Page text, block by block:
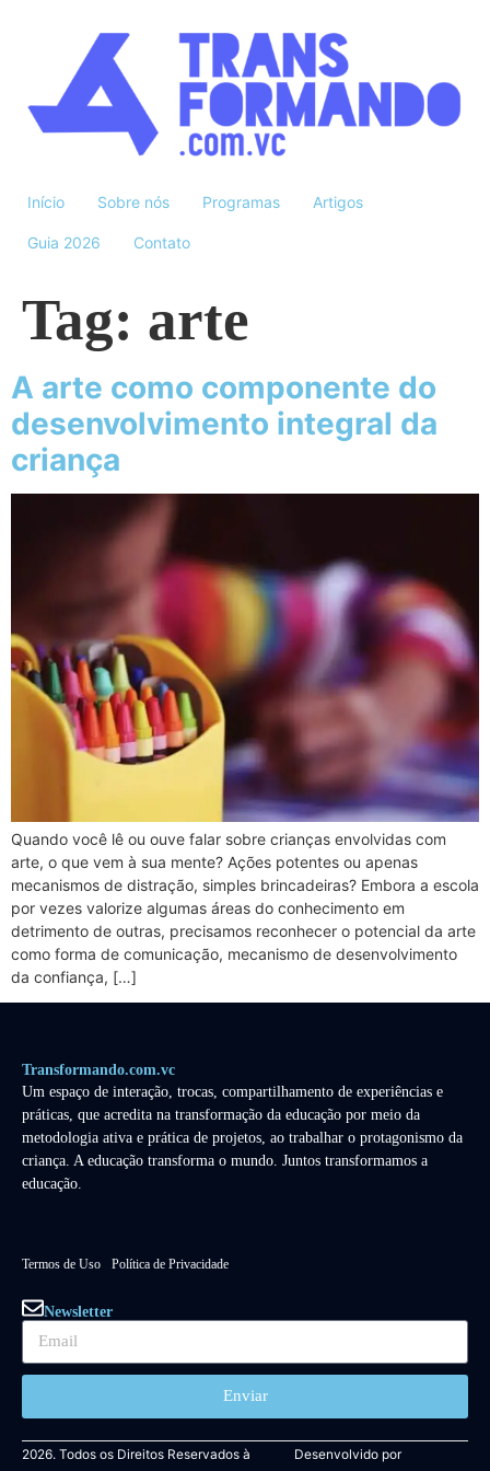
Início Sobre nós Programas Artigos
Guia 2026 Contato
Tag: arte
A arte como componente do
desenvolvimento integral da
criança
Quando você lê ou ouve falar sobre crianças envolvidas com
arte, o que vem à sua mente? Ações potentes ou apenas
mecanismos de distração, simples brincadeiras? Embora a escola
por vezes valorize algumas áreas do conhecimento em
detrimento de outras, precisamos reconhecer o potencial da arte
como forma de comunicação, mecanismo de desenvolvimento
da confiança, […]
Transformando.com.vc
Um espaço de interação, trocas, compartilhamento de experiências e
práticas, que acredita na transformação da educação por meio da
metodologia ativa e prática de projetos, ao trabalhar o protagonismo da
criança. A educação transforma o mundo. Juntos transformamos a
educação.
Termos de Uso Política de Privacidade
Newsletter
Enviar
2026. Todos os Direitos Reservados à
Desenvolvido por